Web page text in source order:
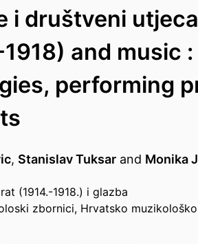
i društveni
and music
performing
, Stanislav Tuksar and Monika
(1914.-1918.) i glazba
zbornici, Hrvatsko